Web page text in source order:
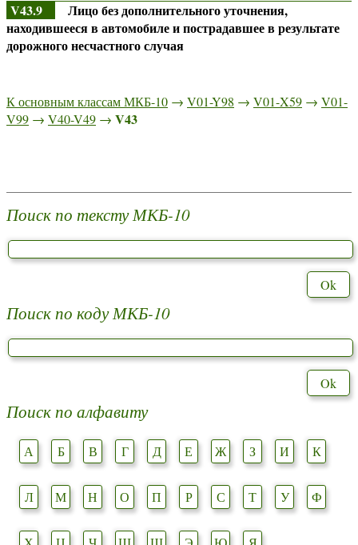
V43.9
Лицо без дополнительного уточнения,
находившееся в автомобиле и пострадавшее в результате
дорожного несчастного случая
К основным классам МКБ-10 → V01-Y98 → V01-X59 → V01-
V99 → V40-V49 → V43
Поиск по тексту МКБ-10
Поиск по коду МКБ-10
Поиск по алфавиту
А Б В Г Д Е Ж З И К
Л М Н О П Р С Т У Ф